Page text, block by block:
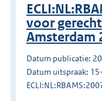
voor
Amsterdam
Datum publicatie:
Datum uitspraak: